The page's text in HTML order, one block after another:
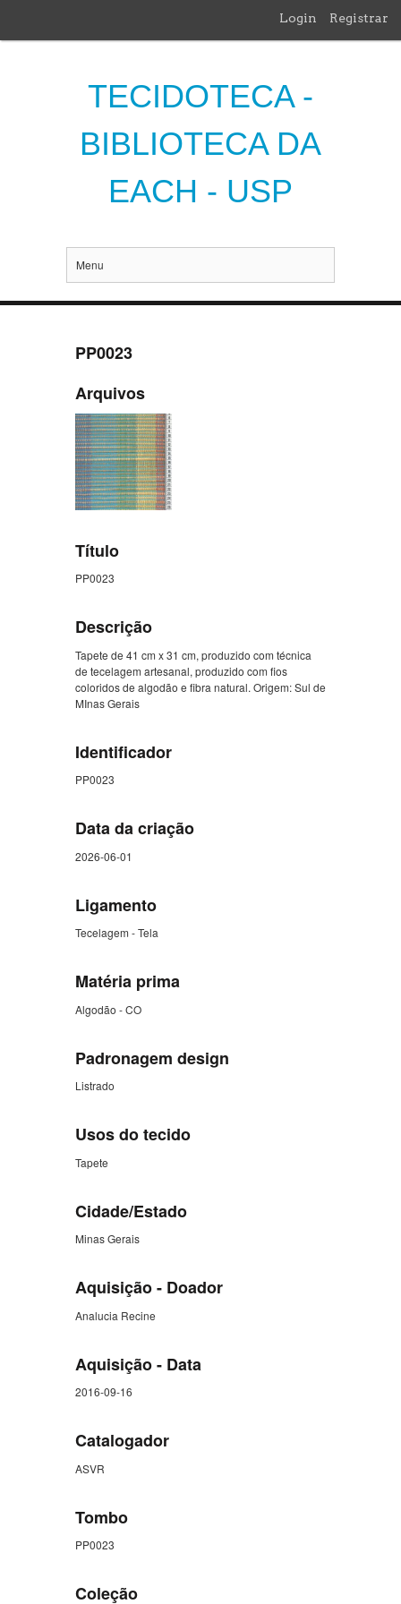
Login Registrar
TECIDOTECA -
BIBLIOTECA DA
EACH - USP
Menu
PP0023
Arquivos
Título
PP0023
Descrição
Tapete de 41 cm x 31 cm, produzido com técnica
de tecelagem artesanal, produzido com fios
coloridos de algodão e fibra natural. Origem: Sul de
MInas Gerais
Identificador
PP0023
Data da criação
2026-06-01
Ligamento
Tecelagem - Tela
Matéria prima
Algodão - CO
Padronagem design
Listrado
Usos do tecido
Tapete
Cidade/Estado
Minas Gerais
Aquisição - Doador
Analucia Recine
Aquisição - Data
2016-09-16
Catalogador
ASVR
Tombo
PP0023
Coleção